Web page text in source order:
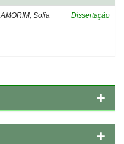
AMORIM, Sofia Dissertação